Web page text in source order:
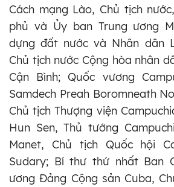
Cách mạng Lào, Chủ tịch
phủ và Ủy ban Trung ương
dựng đất nước và Nhân dân
Chủ tịch nước Cộng hòa nhân
Cận Bình; Quốc vương
Samdech Preah Boromneath
Chủ tịch Thượng viện
Hun Sen, Thủ tướng
Manet, Chủ tịch Quốc hội
Sudary; Bí thư thứ nhất Ban
ương Đảng Cộng sản Cuba,